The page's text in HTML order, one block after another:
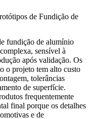
de Fundição de
fundição de alumínio
sensível à
após validação. Os
o projeto tem alto custo
tolerâncias
de superfície.
frequentemente
final porque os detalhes
e de